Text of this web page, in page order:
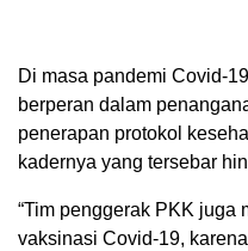
Di masa pandemi Covid-
berperan dalam
penerapan protokol
kadernya yang tersebar
“Tim penggerak PKK juga
vaksinasi Covid-19,